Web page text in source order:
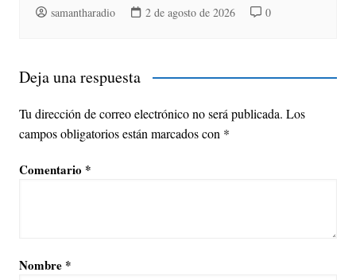
samantharadio 2 de agosto de 2026 0
Deja una respuesta
Tu dirección de correo electrónico no será publicada. Los
campos obligatorios están marcados con *
Comentario *
Nombre *